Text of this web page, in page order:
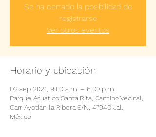
Se ha cerrado la posibilidad de
registrarse
Ver otros eventos
Horario y ubicación
02 sep 2021, 9:00 a.m. – 6:00 p.m.
Parque Acuatico Santa Rita, Camino Vecinal,
Carr Ayotlán la Ribera S/N, 47940 Jal.,
México